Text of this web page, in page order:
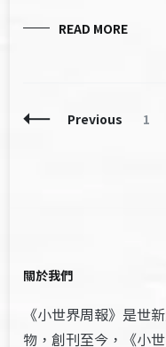
READ MORE
Posts
Previous 1
關於我們
《小世界周報》是世
物，創刊至今，《小